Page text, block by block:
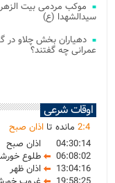
موکب مردمی بیت‌
سیدالشهدا (ع)
دهیاران بخش چلاو در
عمرانی چه گفتند؟
اوقات شرعی
2:4 مانده تااذان صبح
04:30:14
اذان صبح
06:08:02
طلوع
13:04:16
اذان ظهر